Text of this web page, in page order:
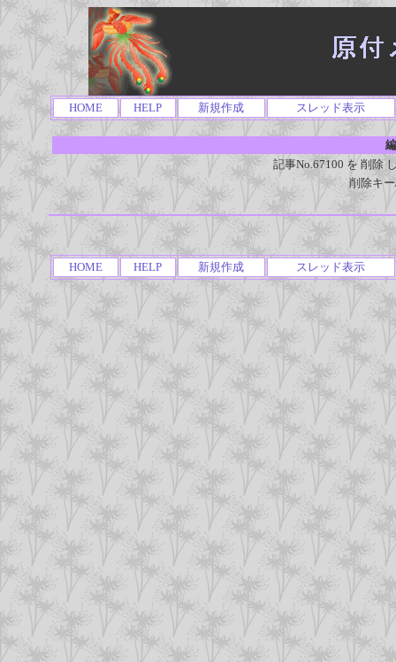
HOME HELP 新規作成 スレッド表示
記事No.67100 を 削除
削除キ
HOME HELP 新規作成 スレッド表示